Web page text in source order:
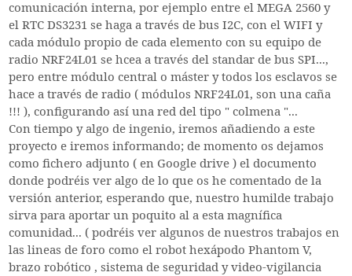
comunicación interna, por ejemplo entre el MEGA 2560 y
el RTC DS3231 se haga a través de bus I2C, con el WIFI y
cada módulo propio de cada elemento con su equipo de
radio NRF24L01 se hcea a través del standar de bus SPI...,
pero entre módulo central o máster y todos los esclavos se
hace a través de radio ( módulos NRF24L01, son una caña
!!! ), configurando así una red del tipo " colmena "...
Con tiempo y algo de ingenio, iremos añadiendo a este
proyecto e iremos informando; de momento os dejamos
como fichero adjunto ( en Google drive ) el documento
donde podréis ver algo de lo que os he comentado de la
versión anterior, esperando que, nuestro humilde trabajo
sirva para aportar un poquito al a esta magnífica
comunidad... ( podréis ver algunos de nuestros trabajos en
las lineas de foro como el robot hexápodo Phantom V,
brazo robótico , sistema de seguridad y video-vigilancia